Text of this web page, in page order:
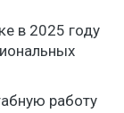
в 2025 году
работу